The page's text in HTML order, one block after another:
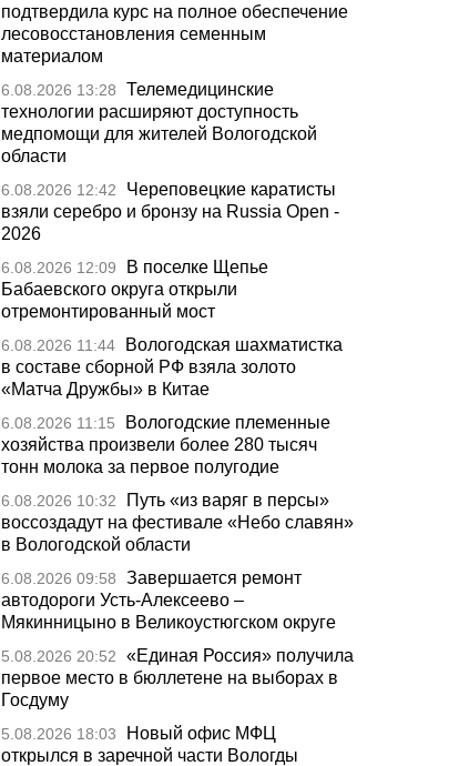
подтвердила курс на полное обеспечение
лесовосстановления семенным
материалом
6.08.2026 13:28
Телемедицинские
технологии расширяют доступность
медпомощи для жителей Вологодской
области
6.08.2026 12:42
Череповецкие каратисты
взяли серебро и бронзу на Russia Open -
2026
6.08.2026 12:09
В поселке Щепье
Бабаевского округа открыли
отремонтированный мост
6.08.2026 11:44
Вологодская шахматистка
в составе сборной РФ взяла золото
«Матча Дружбы» в Китае
6.08.2026 11:15
Вологодские племенные
хозяйства произвели более 280 тысяч
тонн молока за первое полугодие
6.08.2026 10:32
Путь «из варяг в персы»
воссоздадут на фестивале «Небо славян»
в Вологодской области
6.08.2026 09:58
Завершается ремонт
автодороги Усть-Алексеево –
Мякинницыно в Великоустюгском округе
5.08.2026 20:52
«Единая Россия» получила
первое место в бюллетене на выборах в
Госдуму
5.08.2026 18:03
Новый офис МФЦ
открылся в заречной части Вологды